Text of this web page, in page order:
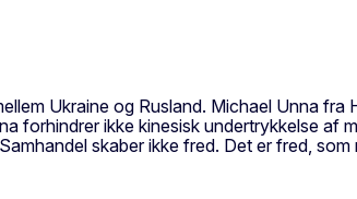
Ukraine og Rusland. Michael Unna
forhindrer ikke kinesisk undertrykkelse af
skaber ikke fred. Det er fred,